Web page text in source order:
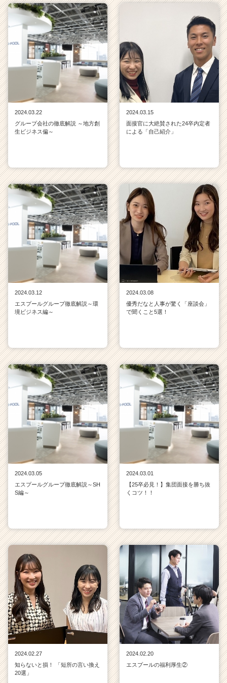
2024.03.22
グループ会社の徹底解説 ～地方創
生ビジネス偏～
2024.03.15
面接官に大絶賛された24卒内定者
による「自己紹介」
2024.03.12
エスプールグループ徹底解説～環
境ビジネス編～
2024.03.08
優秀だなと人事が驚く「座談会」
で聞くこと5選！
2024.03.05
エスプールグループ徹底解説～SH
S編～
2024.03.01
【25卒必見！】集団面接を勝ち抜
くコツ！！
2024.02.27
知らないと損！ 「短所の言い換え
20選」
2024.02.20
エスプールの福利厚生②